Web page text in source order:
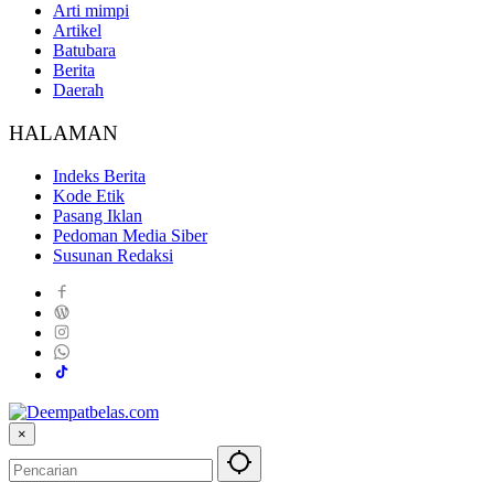
Arti mimpi
Artikel
Batubara
Berita
Daerah
HALAMAN
Indeks Berita
Kode Etik
Pasang Iklan
Pedoman Media Siber
Susunan Redaksi
×